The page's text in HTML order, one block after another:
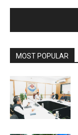
MOST POPULAR